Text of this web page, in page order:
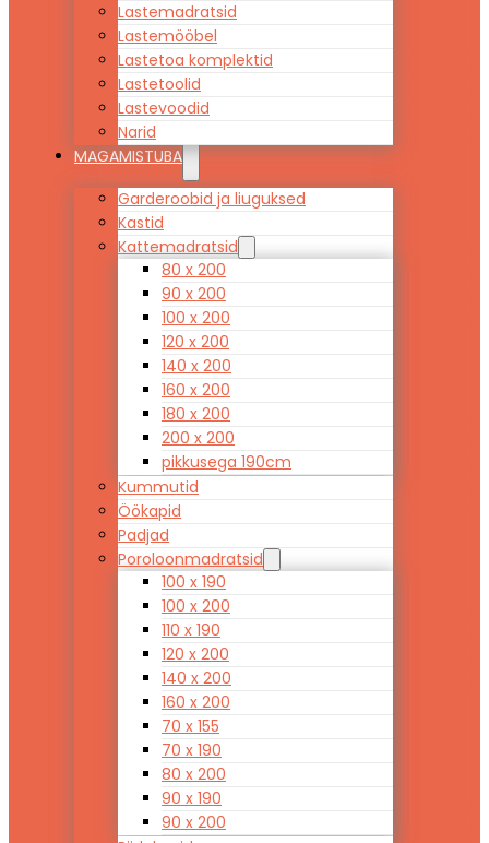
Lastemadratsid
Lastemööbel
Lastetoa komplektid
Lastetoolid
Lastevoodid
Narid
MAGAMISTUBA
Garderoobid ja liuguksed
Kastid
Kattemadratsid
80 x 200
90 x 200
100 x 200
120 x 200
140 x 200
160 x 200
180 x 200
200 x 200
pikkusega 190cm
Kummutid
Öökapid
Padjad
Poroloonmadratsid
100 x 190
100 x 200
110 x 190
120 x 200
140 x 200
160 x 200
70 x 155
70 x 190
80 x 200
90 x 190
90 x 200